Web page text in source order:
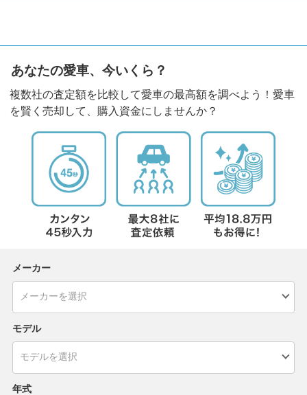
あなたの愛車、今いくら？
複数社の査定額を比較して愛車の最高額を調べよう！愛車
を賢く売却して、購入資金にしませんか？
メーカー
モデル
年式